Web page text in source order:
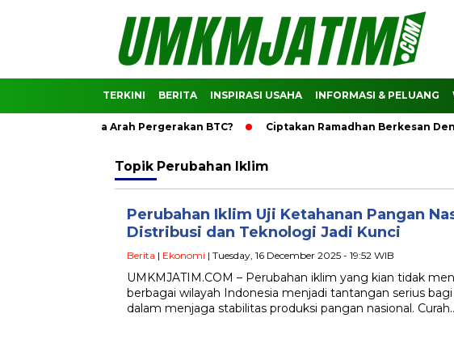
TERKINI BERITA INSPIRASI USAHA INFORMASI & PELUANG
Membaca Arah Pergerakan BTC? Ciptakan Ramadhan Berkesan Dengan
Topik Perubahan Iklim
Perubahan Iklim Uji Ketahanan Pangan
Distribusi dan Teknologi Jadi Kunci
Berita | Ekonomi | Tuesday, 16 December 2025 - 19:52 WIB
UMKMJATIM.COM – Perubahan iklim yang kian tidak
berbagai wilayah Indonesia menjadi tantangan serius
dalam menjaga stabilitas produksi pangan nasional.